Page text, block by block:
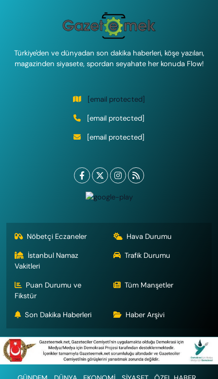
Türkiye'den ve dünyadan son dakika haberleri, köşe yazıları,
magazinden siyasete, spordan seyahate her konuda Flow!
[email protected]
[email protected]
[email protected]
Nöbetçi Eczaneler
Hava Durumu
İstanbul Namaz
Vakitleri
Trafik Durumu
Puan Durumu ve
Fikstür
Tüm Manşetler
Son Dakika Haberleri Haber Arşivi